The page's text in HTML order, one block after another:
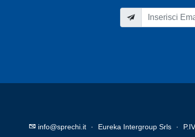
info@sprechi.it · Eureka Intergroup Srls ·